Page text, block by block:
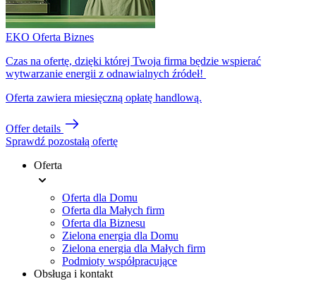
EKO Oferta Biznes
Czas na ofertę, dzięki której Twoja firma będzie wspierać
wytwarzanie energii z odnawialnych źródeł!
Oferta zawiera miesięczną opłatę handlową.
Offer details
Sprawdź pozostałą ofertę
Footer
Oferta
Oferta dla Domu
Oferta dla Małych firm
Oferta dla Biznesu
Zielona energia dla Domu
Zielona energia dla Małych firm
Podmioty współpracujące
Obsługa i kontakt